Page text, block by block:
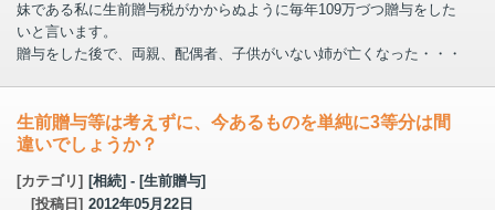
妹である私に生前贈与税がかからぬように毎年109万づつ贈与をした
いと言います。
贈与をした後で、両親、配偶者、子供がいない姉が亡くなった・・・
生前贈与等は考えずに、今あるものを単純に3等分は間
違いでしょうか？
[カテゴリ] [相続] - [生前贈与]
[投稿日] 2012年05月22日